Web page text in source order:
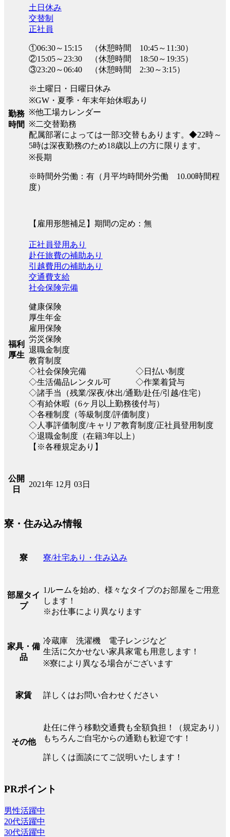
勤務
時間
土日休み
交替制
正社員
①06:30～15:15 （休憩時間 10:45～11:30）
②15:05～23:30 （休憩時間 18:50～19:35）
③23:20～06:40 （休憩時間 2:30～3:15）
※土曜日・日曜日休み
※GW・夏季・年末年始休暇あり
※他工場カレンダー
※二交替勤務
配属部署によっては一部3交替もあります。◆22時～
5時は深夜勤務のため18歳以上の方に限ります。
※長期
※時間外労働：有（月平均時間外労働 10.00時間程
度）
【雇用形態補足】期間の定め：無
福利
厚生
正社員登用あり
赴任旅費の補助あり
引越費用の補助あり
交通費支給
社会保険完備
健康保険
厚生年金
雇用保険
労災保険
退職金制度
教育制度
◇社会保険完備 ◇日払い制度
◇生活備品レンタル可 ◇作業着貸与
◇諸手当（残業/深夜/休出/通勤/赴任/引越/住宅）
◇有給休暇（6ヶ月以上勤務後付与）
◇各種制度（等級制度/評価制度）
◇人事評価制度/キャリア教育制度/正社員登用制度
◇退職金制度（在籍3年以上）
【※各種規定あり】
公開
日
2021年 12月 03日
寮・住み込み情報
寮 寮/社宅あり・住み込み
部屋タイ
プ
1ルームを始め、様々なタイプのお部屋をご用意
します！
※お仕事により異なります
家具・備
品
冷蔵庫 洗濯機 電子レンジなど
生活に欠かせない家具家電も用意します！
※寮により異なる場合がございます
家賃 詳しくはお問い合わせください
その他
赴任に伴う移動交通費も全額負担！（規定あり）
もちろんご自宅からの通勤も歓迎です！
詳しくは面談にてご説明いたします！
PRポイント
男性活躍中
20代活躍中
30代活躍中